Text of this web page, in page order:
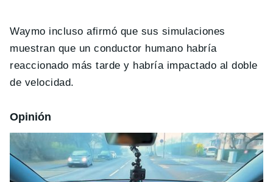
Waymo incluso afirmó que sus simulaciones
muestran que un conductor humano habría
reaccionado más tarde y habría impactado al doble
de velocidad.
Opinión